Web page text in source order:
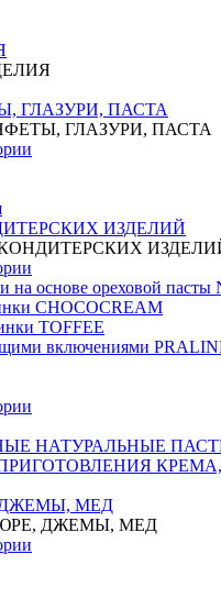
ГЛАЗУРИ, ПАСТА
ГЛАЗУРИ, ПАСТА
ИЗДЕЛИЙ
на основе ореховой
CHOCOCREAM
TOFFEE
включениями
НАТУРАЛЬНЫЕ
КРЕМА,
МЕД
ДЖЕМЫ, МЕД